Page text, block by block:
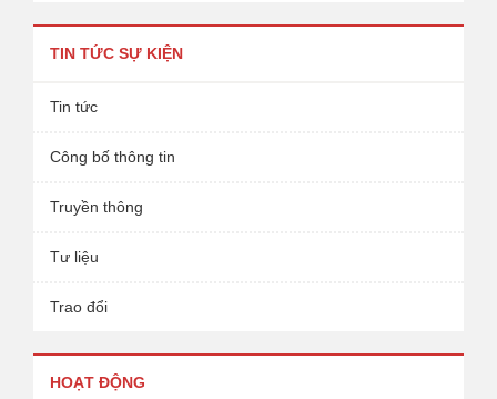
TIN TỨC SỰ KIỆN
Tin tức
Công bố thông tin
Truyền thông
Tư liệu
Trao đổi
HOẠT ĐỘNG